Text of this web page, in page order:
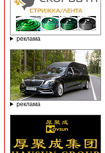
реклама
реклама